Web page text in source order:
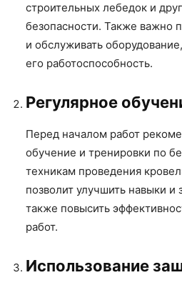
строительных лебедок и
безопасности. Также важно
и обслуживать
его работоспособность.
Регулярное
Перед началом работ
обучение и тренировки по
техникам проведения
позволит улучшить навыки и
также повысить
работ.
Использование